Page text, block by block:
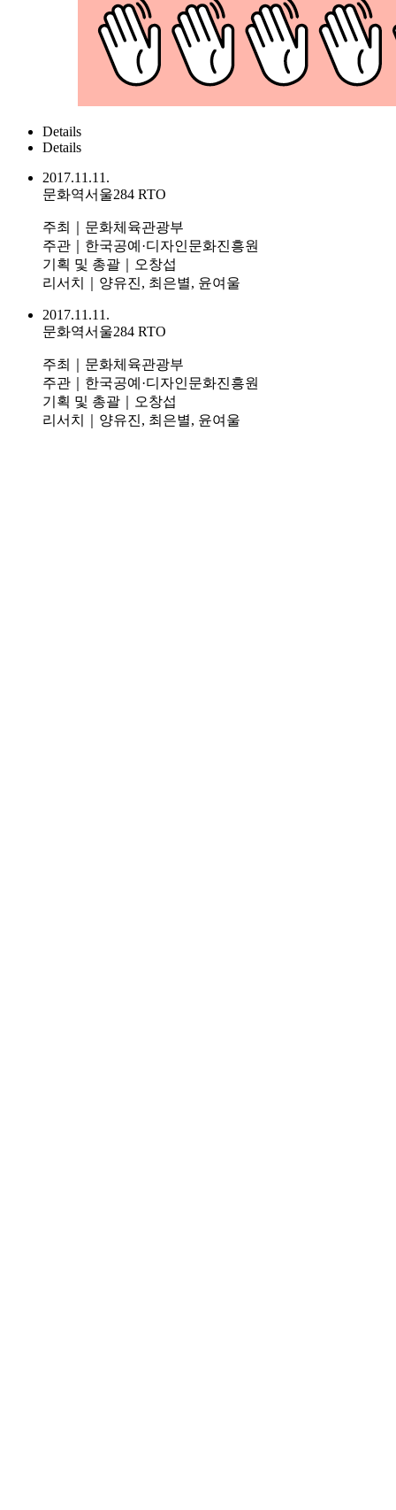
Details
Details
2017.11.11.
문화역서울284 RTO
주최｜문화체육관광부
주관｜한국공예·디자인문화진흥원
기획 및 총괄｜오창섭
리서치｜양유진, 최은별, 윤여울
2017.11.11.
문화역서울284 RTO
주최｜문화체육관광부
주관｜한국공예·디자인문화진흥원
기획 및 총괄｜오창섭
리서치｜양유진, 최은별, 윤여울